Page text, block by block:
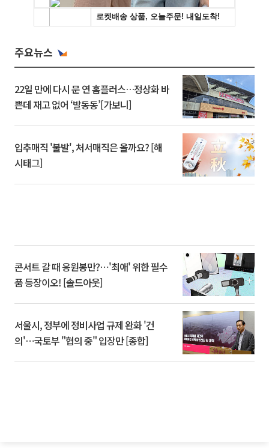
주요뉴스
22일 만에 다시 문 연 홈플러스…정상화 바
쁜데 재고 없어 ‘발동동’[가보니]
입추매직 '불발', 처서매직은 올까요? [해
시태그]
콘서트 갈 때 응원봉만?⋯'최애' 위한 필수
품 등장이오! [솔드아웃]
서울시, 정부에 정비사업 규제 완화 '건
의'⋯국토부 "협의 중" 입장만 [종합]